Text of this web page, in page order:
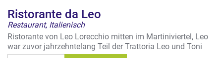
Ristorante da Leo
Restaurant, Italienisch
Ristorante von Leo Lorecchio mitten im Martiniviertel, Leo
war zuvor jahrzehntelang Teil der Trattoria Leo und Toni